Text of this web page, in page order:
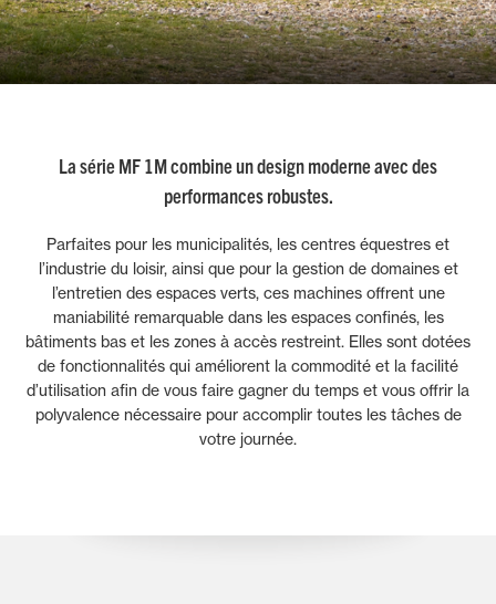
La série MF 1M combine un design moderne avec des
performances robustes.
Parfaites pour les municipalités, les centres équestres et
l’industrie du loisir, ainsi que pour la gestion de domaines et
l’entretien des espaces verts, ces machines offrent une
maniabilité remarquable dans les espaces confinés, les
bâtiments bas et les zones à accès restreint. Elles sont dotées
de fonctionnalités qui améliorent la commodité et la facilité
d’utilisation afin de vous faire gagner du temps et vous offrir la
polyvalence nécessaire pour accomplir toutes les tâches de
votre journée.